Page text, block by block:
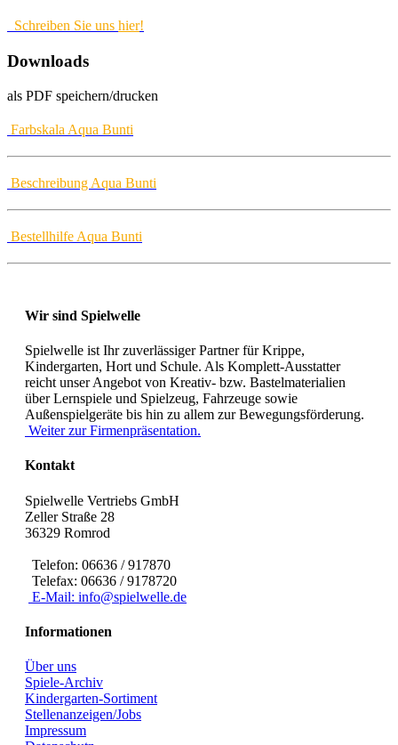
Schreiben Sie uns hier!
Downloads
als PDF speichern/drucken
Farbskala Aqua Bunti
Beschreibung Aqua Bunti
Bestellhilfe Aqua Bunti
Wir sind Spielwelle
Spielwelle ist Ihr zuverlässiger Partner für Krippe,
Kindergarten, Hort und Schule. Als Komplett-Ausstatter
reicht unser Angebot von Kreativ- bzw. Bastelmaterialien
über Lernspiele und Spielzeug, Fahrzeuge sowie
Außenspielgeräte bis hin zu allem zur Bewegungsförderung.
Weiter zur Firmenpräsentation.
Kontakt
Spielwelle Vertriebs GmbH
Zeller Straße 28
36329 Romrod
Telefon: 06636 / 917870
Telefax: 06636 / 9178720
E-Mail: info@spielwelle.de
Informationen
Über uns
Spiele-Archiv
Kindergarten-Sortiment
Stellenanzeigen/Jobs
Impressum